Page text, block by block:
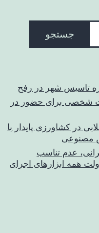
جستجو
تاسیس شهر در رفح
شخصی برای حضور در
در کشاورزی پایدار با
مصنوعی
عدم تناسب
همه ابزارهای اجرای